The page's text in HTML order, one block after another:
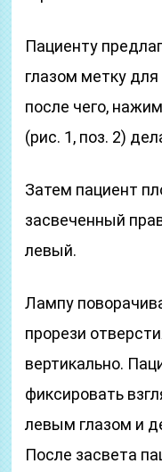
Пациенту
глазом метку для
после чего,
(рис. 1, поз. 2)
Затем пациент
засвеченный
левый.
Лампу
прорези
вертикально.
фиксировать
левым глазом и
После засвета